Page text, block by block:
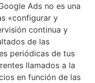
Ads no es una
«configurar y
continua y
de las
periódicas de tus
llamados a la
en función de las